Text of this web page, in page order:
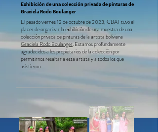
Exhibición de una colección privada de pinturas de
Graciela Rodo Boulanger
El pasado viernes 12 de octubre de 2023, CBAT tuvo el
placer de organizar la exhibición de una muestra de una
colección privada de pinturas de la artista boliviana
Graciela Rodo Boulanger. Estamos profundamente
agradecidos a los propietarios de la colección por
permitirnos resaltar a esta artista y a todos los que
asistieron.